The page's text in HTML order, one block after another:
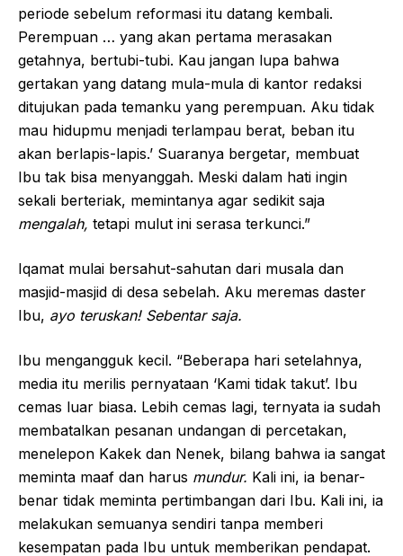
periode sebelum reformasi itu datang kembali.
Perempuan … yang akan pertama merasakan
getahnya, bertubi-tubi. Kau jangan lupa bahwa
gertakan yang datang mula-mula di kantor redaksi
ditujukan pada temanku yang perempuan. Aku tidak
mau hidupmu menjadi terlampau berat, beban itu
akan berlapis-lapis.’ Suaranya bergetar, membuat
Ibu tak bisa menyanggah. Meski dalam hati ingin
sekali berteriak, memintanya agar sedikit saja
mengalah, tetapi mulut ini serasa terkunci.”
Iqamat mulai bersahut-sahutan dari musala dan
masjid-masjid di desa sebelah. Aku meremas daster
Ibu, ayo teruskan! Sebentar saja.
Ibu mengangguk kecil. “Beberapa hari setelahnya,
media itu merilis pernyataan ‘Kami tidak takut’. Ibu
cemas luar biasa. Lebih cemas lagi, ternyata ia sudah
membatalkan pesanan undangan di percetakan,
menelepon Kakek dan Nenek, bilang bahwa ia sangat
meminta maaf dan harus mundur. Kali ini, ia benar-
benar tidak meminta pertimbangan dari Ibu. Kali ini, ia
melakukan semuanya sendiri tanpa memberi
kesempatan pada Ibu untuk memberikan pendapat.